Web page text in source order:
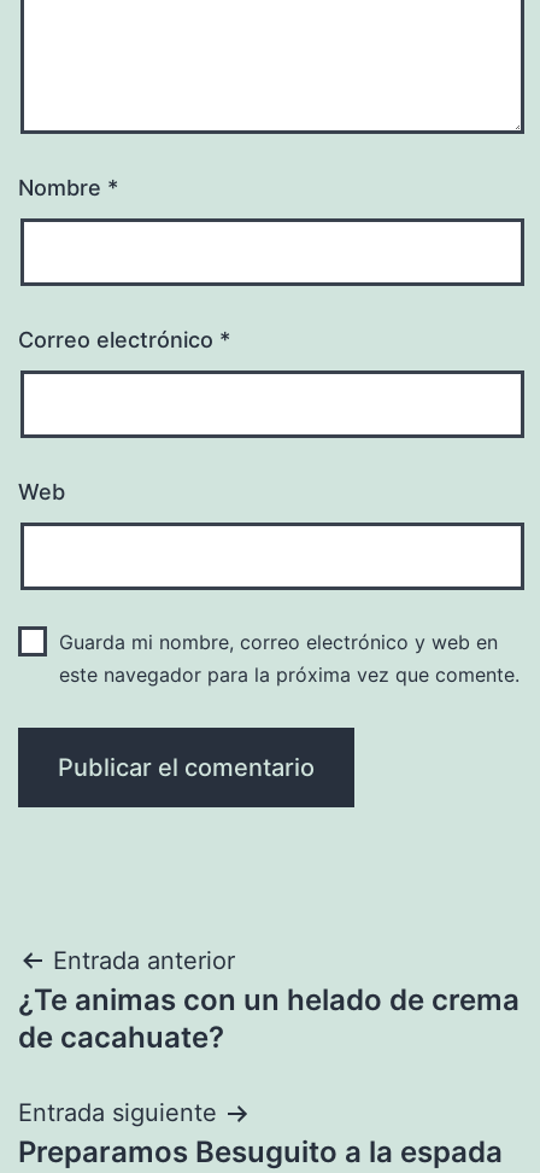
Nombre *
Correo electrónico *
Web
Guarda mi nombre, correo electrónico y web en
este navegador para la próxima vez que comente.
Navegación
de
Entrada anterior
¿Te animas con un helado de crema
de cacahuate?
Entrada siguiente
Preparamos Besuguito a la espada